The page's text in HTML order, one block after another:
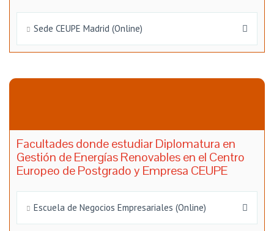
Sede CEUPE Madrid (Online)
Facultades donde estudiar Diplomatura en
Gestión de Energías Renovables en el Centro
Europeo de Postgrado y Empresa CEUPE
Escuela de Negocios Empresariales (Online)